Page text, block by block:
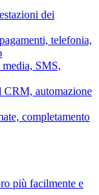
dei
telefonia,
SMS,
CRM, automazione
completamento
più facilmente e